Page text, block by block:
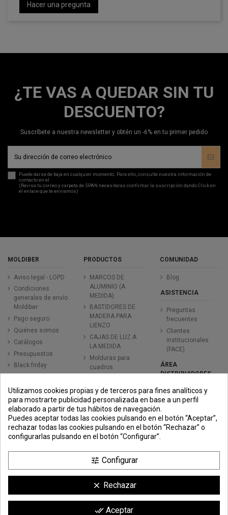
Hacer una pregunta
¿TE VAS A QUEDAR SIN TU
DESCUENTO?
Suscríbete a nuestra newsletter y obtén un -6% en tu primer pedido
Puede darse de baja en cualquier momento. Para ello, consulte nuestra información de
contacto en el
(Revisa tu correo y carpeta de SPAN necesitaras confirmar la suscripción dando Click en
el enlace que te enviamos)
MOLDIBER
Aviso legal - LOPD
Condiciones
generales de envío
Moldiber
Pago seguro
Quiénes somos
Catálogos
Presupuestos
Black friday
PRODUCTOS
MARCOS DE
ALUMINIO (A
MEDIDA)
BASTIDORES DE
MADERA PARA
LIENZO
CAJAS DE LUZ A
LA MEDIDA
Molduras para
cuadros
PLANCHA
MATERIALES EN
BOBINA
MAQUINARIA PARA
CUADROS
SUMINISTROS
EXPOSITORES
PUBLICITARIOS
LIENZO
MOLDURAS
COMUNIDAD
Blog
ASISTENCIA
Preguntas
frecuentes
Clientes
institucionales
(FACE)
ÁREA
DISTRIBUIDORES
Quieres ser
distribuidor
distribuidores
pluma
Utilizamos cookies propias y de terceros para fines analíticos y
para mostrarte publicidad personalizada en base a un perfil
elaborado a partir de tus hábitos de navegación.
Puedes aceptar todas las cookies pulsando en el botón “Aceptar”,
rechazar todas las cookies pulsando en el botón “Rechazar” o
configurarlas pulsando en el botón “Configurar”.
tune Configurar
clear Rechazar
done_all Aceptar